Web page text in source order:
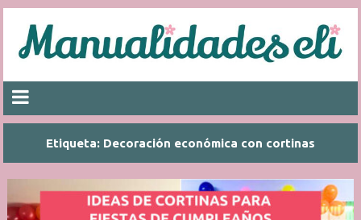
Etiqueta: Decoración económica con cortinas